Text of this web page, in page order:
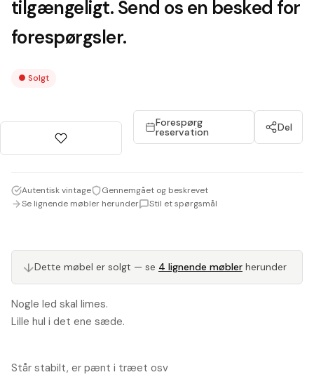
Nogle led skal limes.
Lille hul i det ene sæde.
Står stabilt, er pænt i træet osv
tilgængeligt. Send os en besked for
forespørgsler.
● Solgt
Forespørg
reservation Del
Autentisk vintage
Gennemgået og beskrevet
Se lignende møbler herunder
Stil et spørgsmål
↓Dette møbel er solgt — se 4 lignende møbler herunder